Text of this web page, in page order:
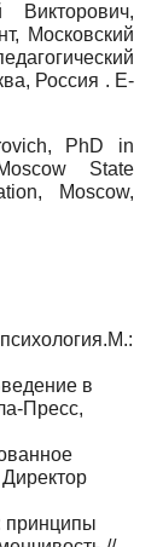
Московский
Россия . E-
PhD in
State
Moscow,
в
Пресс,
принципы